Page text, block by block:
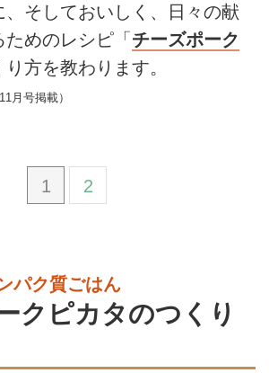
そしておいしく、日々の献
めのレシピ「 チーズポーク
り方を教わります。
月号掲載）
1 2
パク質ごはん
クピカタのつくり